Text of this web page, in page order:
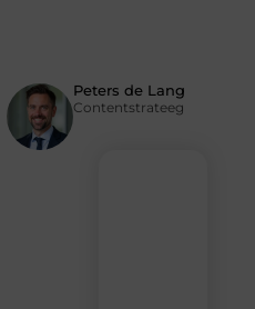
Peters de Lang
Contentstrateeg